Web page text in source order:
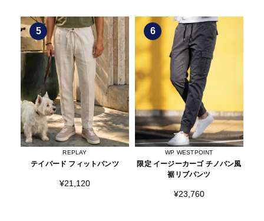
5
REPLAY
テイパード フィットパンツ
¥21,120
6
WP WESTPOINT
限定 イージーカーゴ チノパン風
裾リブパンツ
¥23,760